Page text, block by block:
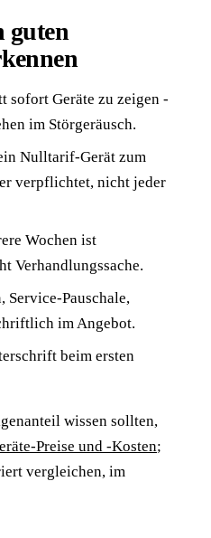
guten
sofort Geräte zu zeigen -
im Störgeräusch.
Nulltarif-Gerät zum
verpflichtet, nicht jeder
Wochen ist
Verhandlungssache.
Service-Pauschale,
im Angebot.
beim ersten
wissen sollten,
Preise und -Kosten;
vergleichen, im